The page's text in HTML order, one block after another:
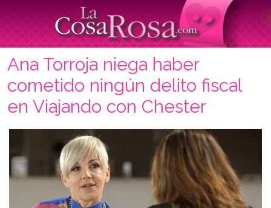
Ana Torroja niega haber
cometido ningún delito fiscal
en Viajando con Chester